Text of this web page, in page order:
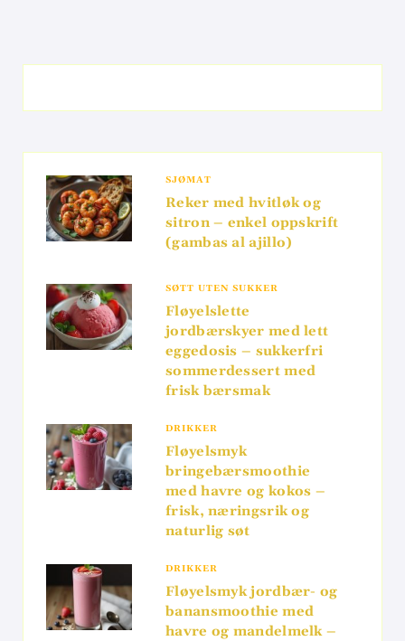
SJØMAT
Reker med hvitløk og
sitron – enkel oppskrift
(gambas al ajillo)
SØTT UTEN SUKKER
Fløyelslette
jordbærskyer med lett
eggedosis – sukkerfri
sommerdessert med
frisk bærsmak
DRIKKER
Fløyelsmyk
bringebærsmoothie
med havre og kokos –
frisk, næringsrik og
naturlig søt
DRIKKER
Fløyelsmyk jordbær- og
banansmoothie med
havre og mandelmelk –